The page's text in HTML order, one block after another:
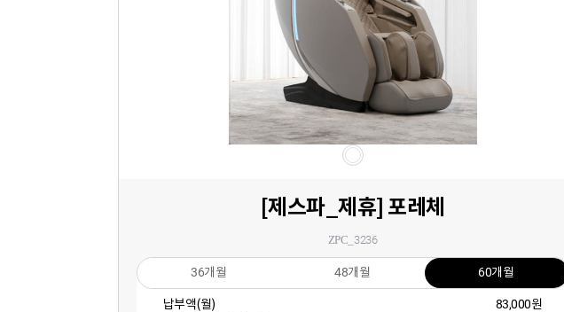
[제스파_제휴] 포레체
ZPC_3236
36개월 48개월 60개월
납부액(월)
83,000원